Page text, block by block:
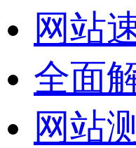
网站
全面
网站